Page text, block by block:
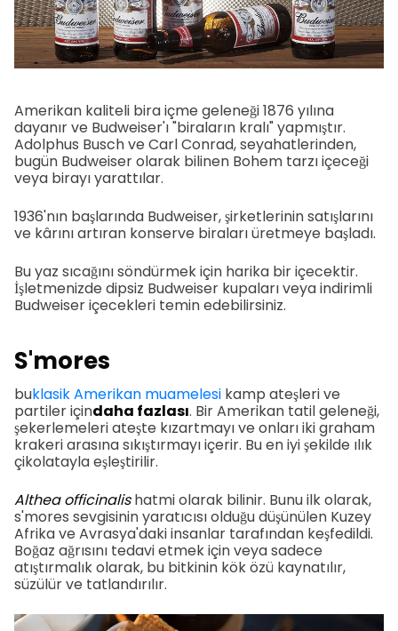
Amerikan kaliteli bira içme geleneği 1876 yılına
dayanır ve Budweiser'ı "biraların kralı" yapmıştır.
Adolphus Busch ve Carl Conrad, seyahatlerinden,
bugün Budweiser olarak bilinen Bohem tarzı içeceği
veya birayı yarattılar.
1936'nın başlarında Budweiser, şirketlerinin satışlarını
ve kârını artıran konserve biraları üretmeye başladı.
Bu yaz sıcağını söndürmek için harika bir içecektir.
İşletmenizde dipsiz Budweiser kupaları veya indirimli
Budweiser içecekleri temin edebilirsiniz.
S'mores
buklasik Amerikan muamelesi kamp ateşleri ve
partiler içindaha fazlası. Bir Amerikan tatil geleneği,
şekerlemeleri ateşte kızartmayı ve onları iki graham
krakeri arasına sıkıştırmayı içerir. Bu en iyi şekilde ılık
çikolatayla eşleştirilir.
Althea officinalishatmi olarak bilinir. Bunu ilk olarak,
s'mores sevgisinin yaratıcısı olduğu düşünülen Kuzey
Afrika ve Avrasya'daki insanlar tarafından keşfedildi.
Boğaz ağrısını tedavi etmek için veya sadece
atıştırmalık olarak, bu bitkinin kök özü kaynatılır,
süzülür ve tatlandırılır.